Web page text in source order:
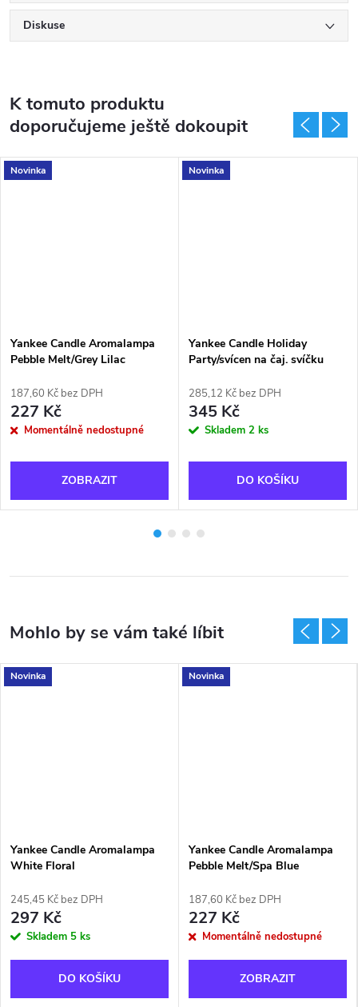
Diskuse
K tomuto produktu
doporučujeme ještě dokoupit
Novinka
Yankee Candle Aromalampa
Pebble Melt/Grey Lilac
187,60 Kč bez DPH
227 Kč
Momentálně nedostupné
ZOBRAZIT
Novinka
Yankee Candle Holiday
Party/svícen na čaj. svíčku
285,12 Kč bez DPH
345 Kč
Skladem 2 ks
DO KOŠÍKU
Novinka
Yankee Candle Aromalampa
White Floral
245,45 Kč bez DPH
297 Kč
Skladem 5 ks
DO KOŠÍKU
Novinka
Yankee Candle Aromalampa
Pebble Melt/Spa Blue
187,60 Kč bez DPH
227 Kč
Momentálně nedostupné
ZOBRAZIT